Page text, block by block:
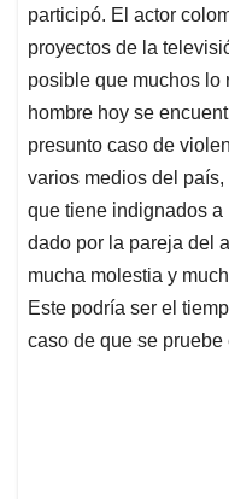
p
p
o
k
I
n
participó. El actor
proyectos de la
posible que muchos lo
hombre hoy se
presunto caso de
varios medios del
que tiene indignados a
dado por la pareja del
mucha molestia y
Este podría ser el
caso de que se pruebe